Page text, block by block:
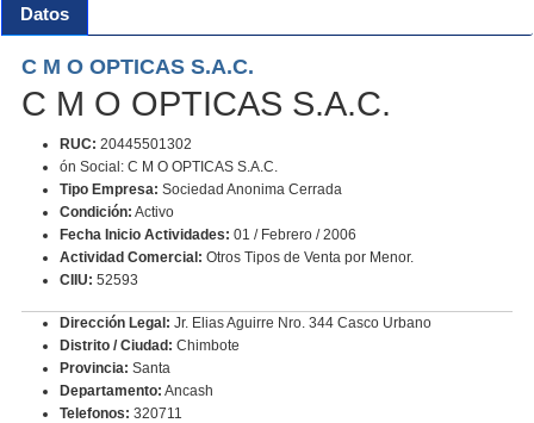
Datos
C M O OPTICAS S.A.C.
C M O OPTICAS S.A.C.
RUC: 20445501302
ón Social: C M O OPTICAS S.A.C.
Tipo Empresa: Sociedad Anonima Cerrada
Condición: Activo
Fecha Inicio Actividades: 01 / Febrero / 2006
Actividad Comercial: Otros Tipos de Venta por Menor.
CIIU: 52593
Dirección Legal: Jr. Elias Aguirre Nro. 344 Casco Urbano
Distrito / Ciudad: Chimbote
Provincia: Santa
Departamento: Ancash
Telefonos: 320711